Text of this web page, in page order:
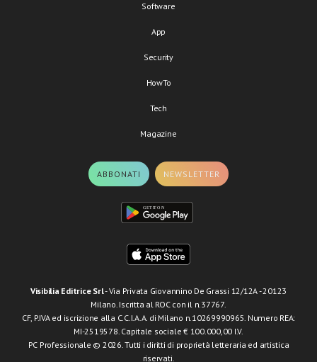
Software
App
Security
HowTo
Tech
Magazine
ABBONATI NEWSLETTER
Visibilia Editrice Srl- Via Privata Giovannino De Grassi 12/12A - 20123
Milano. Iscritta al ROC con il n.37767.
CF, P.IVA ed iscrizione alla C.C.I.A.A. di Milano n.10269990965. Numero REA:
MI-2519578. Capitale sociale € 100.000,00 I.V.
PC Professionale © 2026. Tutti i diritti di proprietà letteraria ed artistica
riservati.